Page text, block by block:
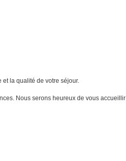
et la qualité de votre séjour.
Nous serons heureux de vous